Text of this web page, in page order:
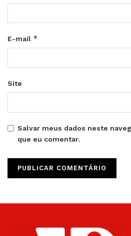
E-mail *
Site
Salvar meus dados neste
que eu comentar.